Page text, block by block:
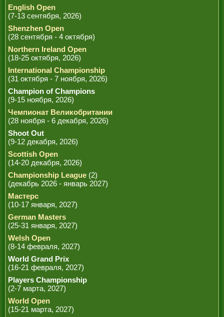
English Open
(7-13 сентября, 2026)
Shenzhen Open
(28 сентября - 4 октября)
Northern Ireland Open
(18-25 октября, 2026)
International Championship
(31 октября - 7 ноября, 2026)
Champion of Champions
(9-15 ноября, 2026)
Чемпионат Великобритании
(28 ноября - 6 декабря, 2026)
Shoot Out
(9-12 декабря, 2026)
Scottish Open
(14-20 декабря, 2026)
Championship League (2)
(декабрь 2026 - январь 2027)
Мастерс
(10-17 января, 2027)
German Masters
(25-31 января, 2027)
Welsh Open
(8-14 февраля, 2027)
World Grand Prix
(16-21 февраля, 2027)
Players Championship
(2-7 марта, 2027)
World Open
(15-21 марта, 2027)